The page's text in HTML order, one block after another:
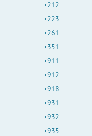
+212
+223
+261
+351
+911
+912
+918
+931
+932
+935